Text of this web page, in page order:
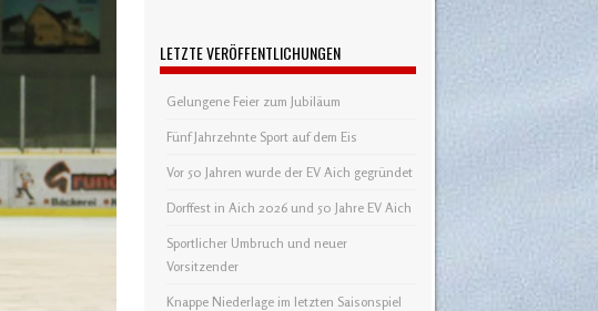
LETZTE VERÖFFENTLICHUNGEN
Gelungene Feier zum Jubiläum
Fünf Jahrzehnte Sport auf dem Eis
Vor 50 Jahren wurde der EV Aich gegründet
Dorffest in Aich 2026 und 50 Jahre EV Aich
Sportlicher Umbruch und neuer
Vorsitzender
Knappe Niederlage im letzten Saisonspiel